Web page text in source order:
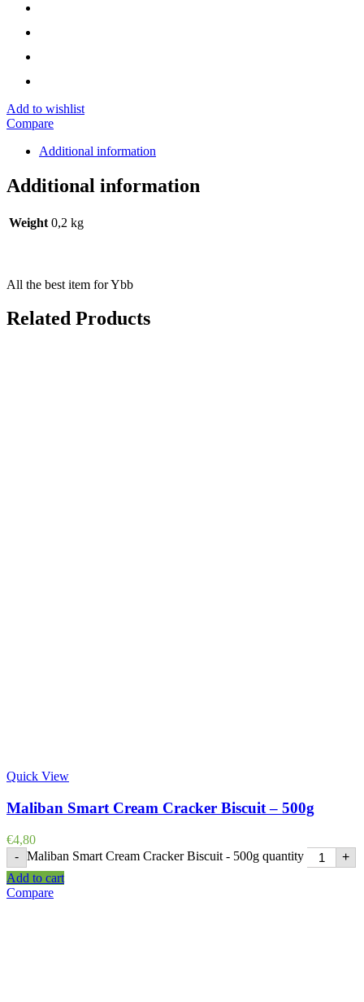
Add to wishlist
Compare
Additional information
Additional information
Weight 0,2 kg
All the best item for Ybb
Related Products
Quick View
Maliban Smart Cream Cracker Biscuit – 500g
€4,80
- Maliban Smart Cream Cracker Biscuit - 500g quantity
+
Add to cart
Compare